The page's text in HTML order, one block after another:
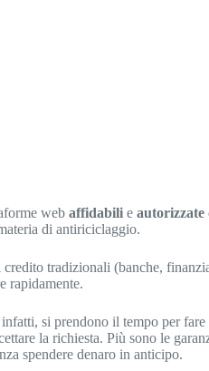
webaffidabili eautorizzate
di antiriciclaggio.
tradizionali (banche,
rapidamente.
si prendono il tempo per
la richiesta. Più sono le
spendere denaro in anticipo.